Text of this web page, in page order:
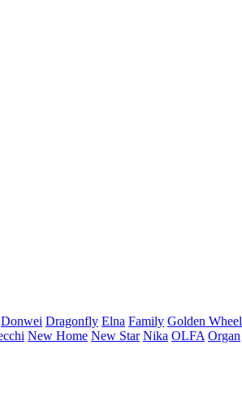
Donwei Dragonfly Elna Family Golden Wheel
New Home New Star Nika OLFA Organ